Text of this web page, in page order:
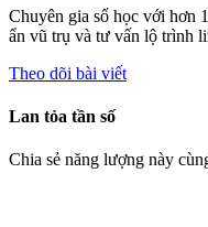
Chuyên gia số học với hơn
ẩn vũ trụ và tư vấn lộ trình
Theo dõi bài viết
Lan tỏa tần số
Chia sẻ năng lượng này